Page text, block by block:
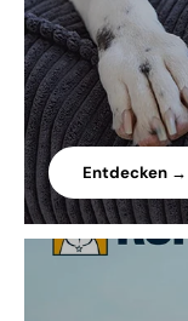
Entdecken →